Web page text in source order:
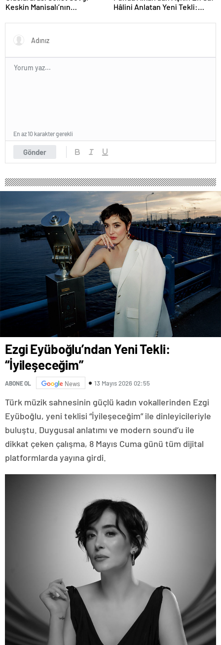
Keskin Manisalı’nın
Performansı Meslek Onur
Ödülü ile Taçlandırıldı
Hâlini Anlatan Yeni Tekli:
Gönder
En az 10 karakter gerekli
Ezgi Eyüboğlu’ndan Yeni Tekli:
“İyileşeceğim”
ABONE OL News 13 Mayıs 2026 02:55
Türk müzik sahnesinin güçlü kadın vokallerinden Ezgi
Eyüboğlu, yeni teklisi “İyileşeceğim” ile dinleyicileriyle
buluştu. Duygusal anlatımı ve modern sound’u ile
dikkat çeken çalışma, 8 Mayıs Cuma günü tüm dijital
platformlarda yayına girdi.